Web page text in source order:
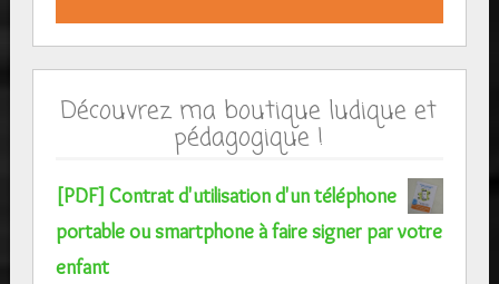
Découvrez ma boutique ludique et
pédagogique !
[PDF] Contrat d'utilisation d'un téléphone
portable ou smartphone à faire signer par votre
enfant